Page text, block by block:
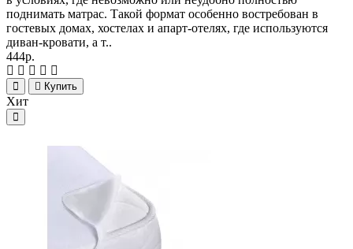
поднимать матрас. Такой формат особенно востребован в
гостевых домах, хостелах и апарт-отелях, где используются
диван-кровати, а т..
444р.
Купить
Хит